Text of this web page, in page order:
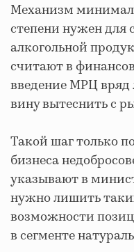
Механизм
степени нужен для
алкогольной
считают в
введение МРЦ
вину вытеснить с
Такой шаг только
бизнеса
указывают в
нужно лишить
возможности
в сегменте